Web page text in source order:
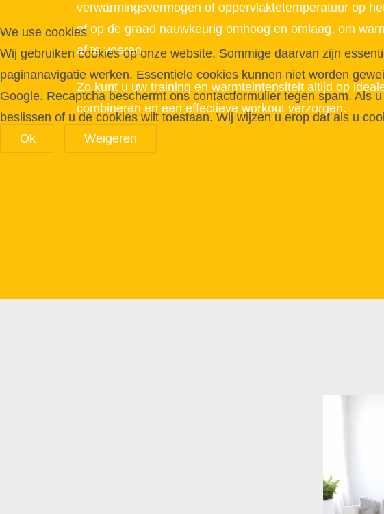
verwarmingsvermogen of oppervlaktetemperatuur op
of op de graad nauwkeurig omhoog en omlaag, om
af te voeren.
Zo kunt u uw training en warmteintensiteit altijd op
combineren en een effectieve workout verzorgen.
We use cookies
Wij gebruiken cookies op onze website. Sommige daarvan zijn
paginanavigatie werken. Essentiële cookies kunnen niet worden
Google. Recaptcha beschermt ons contactformulier tegen spam. Als
beslissen of u de cookies wilt toestaan. Wij wijzen u erop dat als u
Ok
Weigeren